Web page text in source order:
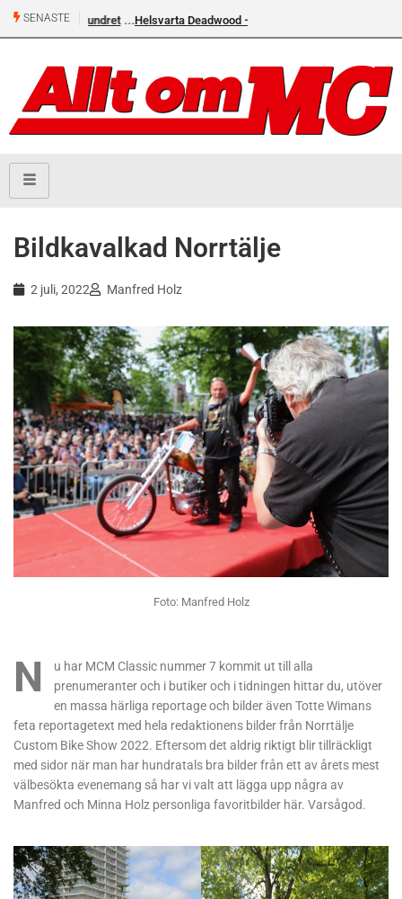
SENASTE Helsvarta Deadwood – Ny cruiser från H-D
Bildkavalkad Norrtälje
2 juli, 2022 Manfred Holz
Foto: Manfred Holz
N
u har MCM Classic nummer 7 kommit ut till alla
prenumeranter och i butiker och i tidningen hittar du, utöver
en massa härliga reportage och bilder även Totte Wimans
feta reportagetext med hela redaktionens bilder från Norrtälje
Custom Bike Show 2022. Eftersom det aldrig riktigt blir tillräckligt
med sidor när man har hundratals bra bilder från ett av årets mest
välbesökta evenemang så har vi valt att lägga upp några av
Manfred och Minna Holz personliga favoritbilder här. Varsågod.